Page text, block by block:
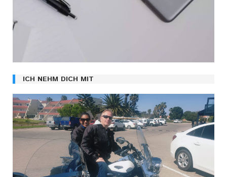
ICH NEHM DICH MIT